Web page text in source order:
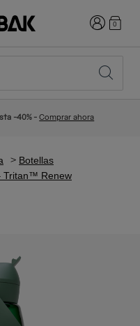
Iniciar0
-40% -Comprar ahora
Botellas
Tritan™ Renew